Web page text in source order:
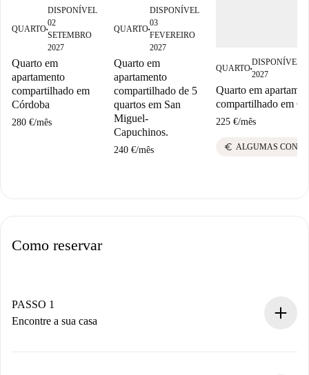
QUARTO■
DISPONÍVEL
02
SETEMBRO
2027
Quarto em
apartamento
compartilhado em
Córdoba
280 €/mês
QUARTO■
DISPONÍVEL
03
FEVEREIRO
2027
Quarto em
apartamento
compartilhado de 5
quartos em San
Miguel-
Capuchinos.
240 €/mês
QUARTO■
DISPONÍVEL
2027
Quarto em
compartilhado em
225 €/mês
euro ALGUMAS
Como reservar
PASSO 1
Encontre a sua casa